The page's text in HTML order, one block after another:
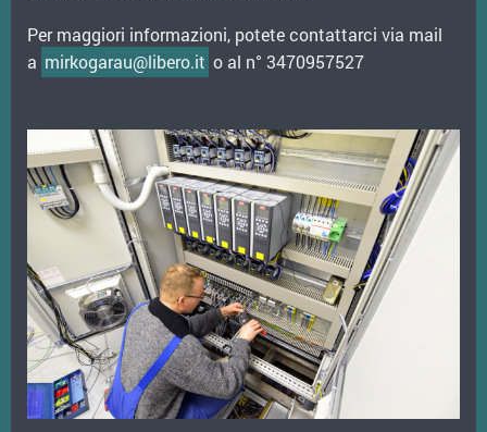
Per maggiori informazioni, potete contattarci via mail
a mirkogarau@libero.it o al n° 3470957527